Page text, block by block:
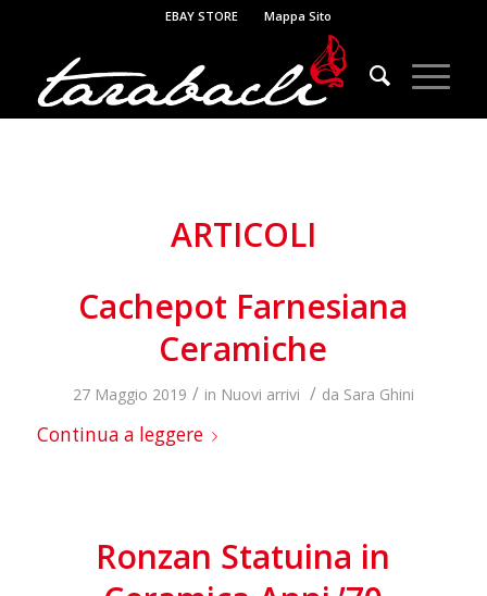
EBAY STORE Mappa Sito
ARTICOLI
Cachepot Farnesiana
Ceramiche
27 Maggio 2019 / in Nuovi arrivi / da Sara Ghini
Continua a leggere
Ronzan Statuina in